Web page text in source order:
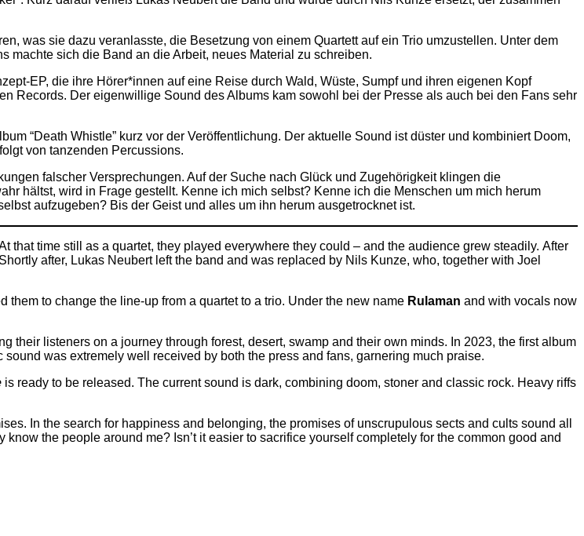
was sie dazu veranlasste, die Besetzung von einem Quartett auf ein Trio umzustellen. Unter dem
machte sich die Band an die Arbeit, neues Material zu schreiben.
EP, die ihre Hörer*innen auf eine Reise durch Wald, Wüste, Sumpf und ihren eigenen Kopf
Records. Der eigenwillige Sound des Albums kam sowohl bei der Presse als auch bei den Fans sehr
“Death Whistle” kurz vor der Veröffentlichung. Der aktuelle Sound ist düster und kombiniert Doom,
von tanzenden Percussions.
falscher Versprechungen. Auf der Suche nach Glück und Zugehörigkeit klingen die
hältst, wird in Frage gestellt. Kenne ich mich selbst? Kenne ich die Menschen um mich herum
aufzugeben? Bis der Geist und alles um ihn herum ausgetrocknet ist.
that time still as a quartet, they played everywhere they could – and the audience grew steadily. After
after, Lukas Neubert left the band and was replaced by Nils Kunze, who, together with Joel
to change the line-up from a quartet to a trio. Under the new name Rulaman and with vocals now
their listeners on a journey through forest, desert, swamp and their own minds. In 2023, the first album
was extremely well received by both the press and fans, garnering much praise.
is ready to be released. The current sound is dark, combining doom, stoner and classic rock. Heavy riffs
In the search for happiness and belonging, the promises of unscrupulous sects and cults sound all
the people around me? Isn’t it easier to sacrifice yourself completely for the common good and